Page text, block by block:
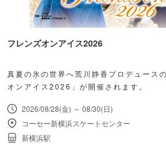
フレンズオンアイス2026
真夏の氷の世界へ荒川静香プロデュース
オンアイス2026」が開催されます。
2026/08/28(金) ～ 08/30(日)
コーセー新横浜スケートセンター
新横浜駅